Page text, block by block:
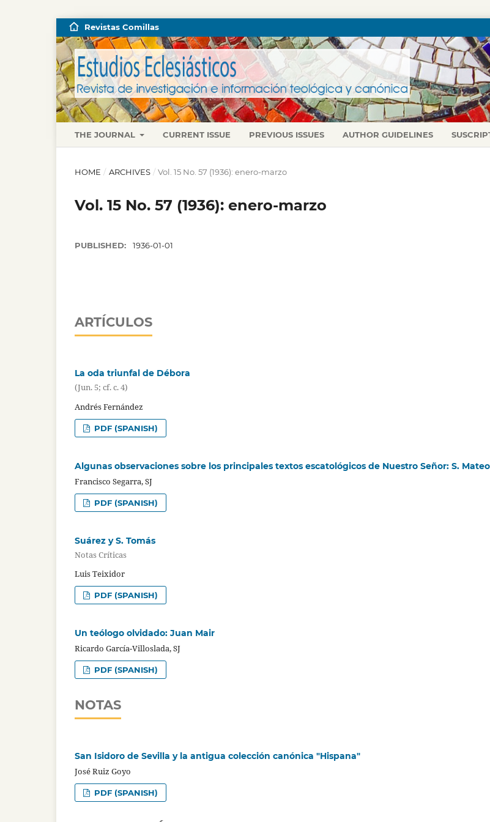
THE JOURNAL CURRENT ISSUE PREVIOUS ISSUES AUTHOR GUIDELINES
Revistas Comillas
HOME / ARCHIVES / Vol. 15 No. 57 (1936): enero-marzo
Vol. 15 No. 57 (1936): enero-marzo
PUBLISHED: 1936-01-01
ARTÍCULOS
La oda triunfal de Débora
(Jun. 5; cf. c. 4)
Andrés Fernández
PDF (SPANISH)
Algunas observaciones sobre los principales textos escatológicos de Nuestro Señor: S.
Francisco Segarra, SJ
PDF (SPANISH)
Suárez y S. Tomás
Notas Críticas
Luis Teixidor
PDF (SPANISH)
Un teólogo olvidado: Juan Mair
Ricardo García-Villoslada, SJ
PDF (SPANISH)
NOTAS
San Isidoro de Sevilla y la antigua colección canónica "Hispana"
José Ruiz Goyo
PDF (SPANISH)